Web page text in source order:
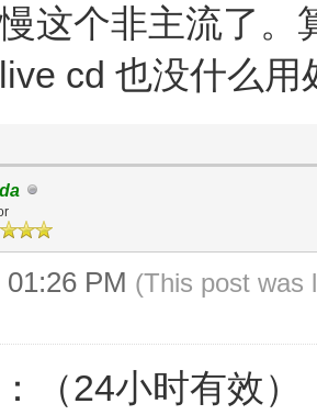
这个非主流了。
cd 也没什么
PM (This post was
（24小时有效）